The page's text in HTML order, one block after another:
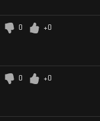
+0
0
+0
0